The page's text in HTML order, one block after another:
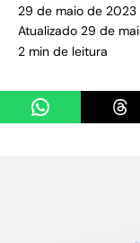
29 de maio de
Atualizado 29 de
2 min de leitura
Share on